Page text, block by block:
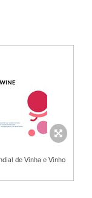
de Vinha e Vinho